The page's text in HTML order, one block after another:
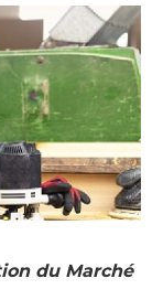
du Marché